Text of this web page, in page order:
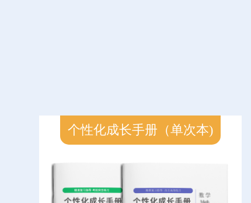
个性化成长手册（单次本)